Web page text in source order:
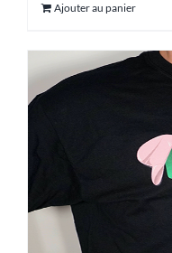
Ajouter au panier